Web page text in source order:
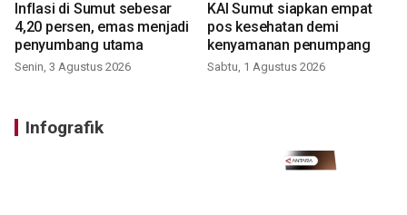
Inflasi di Sumut sebesar
4,20 persen, emas menjadi
penyumbang utama
Senin, 3 Agustus 2026
KAI Sumut siapkan empat
pos kesehatan demi
kenyamanan penumpang
Sabtu, 1 Agustus 2026
Infografik